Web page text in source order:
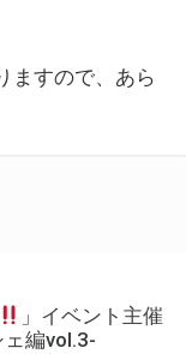
ますので、あら
」イベント主催
編vol.3-